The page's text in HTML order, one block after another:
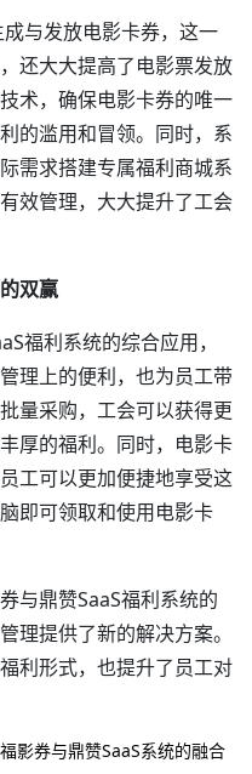
与发放电影卡券，这一
还大大提高了电影票发放
术，确保电影卡券的唯一
的滥用和冒领。同时，系
需求搭建专属福利商城系
效管理，大大提升了工会
双赢
福利系统的综合应用，
理上的便利，也为员工带
量采购，工会可以获得更
厚的福利。同时，电影卡
工可以更加便捷地享受这
即可领取和使用电影卡
与鼎赞SaaS福利系统的
理提供了新的解决方案。
利形式，也提升了员工对
影券与鼎赞SaaS系统的融合